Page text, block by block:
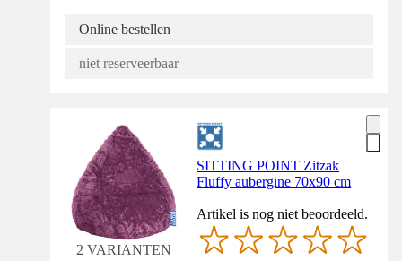
Online bestellen
niet reserveerbaar
2 VARIANTEN
SITTING POINT Zitzak
Fluffy aubergine 70x90 cm
Artikel is nog niet beoordeeld.